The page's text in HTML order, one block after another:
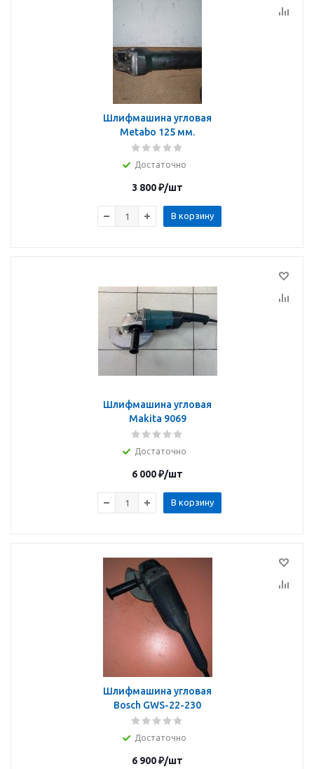
Шлифмашина угловая
Metabo 125 мм.
Достаточно
3 800₽/шт
В корзину
Шлифмашина угловая
Makita 9069
Достаточно
6 000₽/шт
В корзину
Шлифмашина угловая
Bosch GWS-22-230
Достаточно
6 900₽/шт